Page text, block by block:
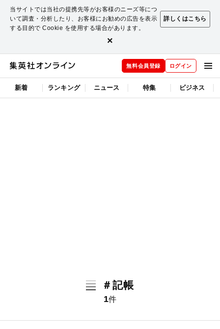
当サイトでは当社の提携先等がお客様のニーズ等につ
いて調査・分析したり、お客様にお勧めの広告を表示
する目的で Cookie を使用する場合があります。
詳しくはこちら
×
無料会員登録 ログイン
新着 ランキング ニュース 特集 ビジネス
＃記帳
1件